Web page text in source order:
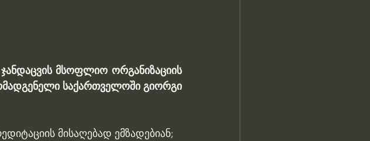
მსოფლიო ორგანიზაციის
საქართველოში გიორგი
მისაღებად ემზადებიან;